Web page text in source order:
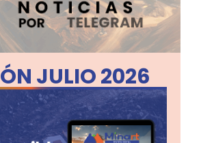
JULIO 2026